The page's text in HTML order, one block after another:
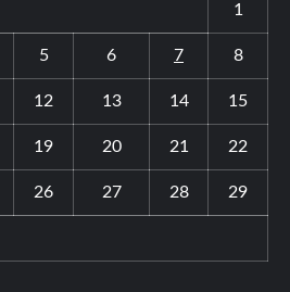
1
5 6 7 8
12 13 14 15
19 20 21 22
26 27 28 29